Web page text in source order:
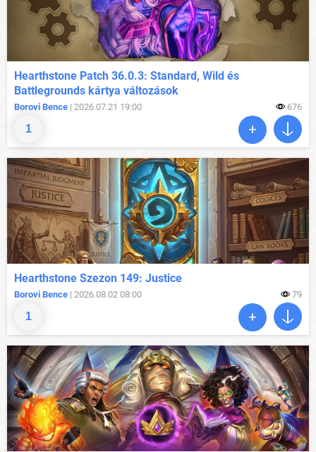
1
Hearthstone Patch 36.0.3: Standard, Wild és
Battlegrounds kártya változások
Borovi Bence | 2026.07.21 19:00 676
1
Hearthstone Szezon 149: Justice
Borovi Bence | 2026.08.02 08:00 79